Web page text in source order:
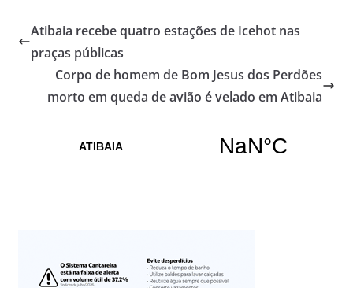
Atibaia recebe quatro estações de Icehot nas
praças públicas
Corpo de homem de Bom Jesus dos Perdões
morto em queda de avião é velado em Atibaia